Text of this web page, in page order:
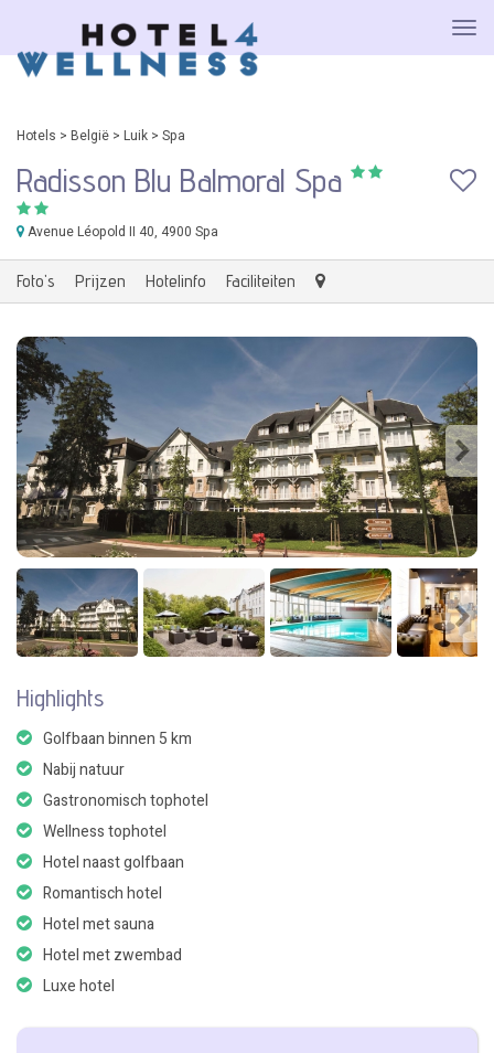
Hotels > België > Luik > Spa
Radisson Blu Balmoral Spa
Avenue Léopold II 40, 4900 Spa
Foto's Prijzen Hotelinfo Faciliteiten
Highlights
Golfbaan binnen 5 km
Nabij natuur
Gastronomisch tophotel
Wellness tophotel
Hotel naast golfbaan
Romantisch hotel
Hotel met sauna
Hotel met zwembad
Luxe hotel